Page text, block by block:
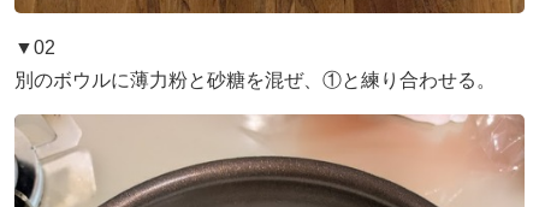
▼02
別のボウルに薄力粉と砂糖を混ぜ、①と練り合わせる。